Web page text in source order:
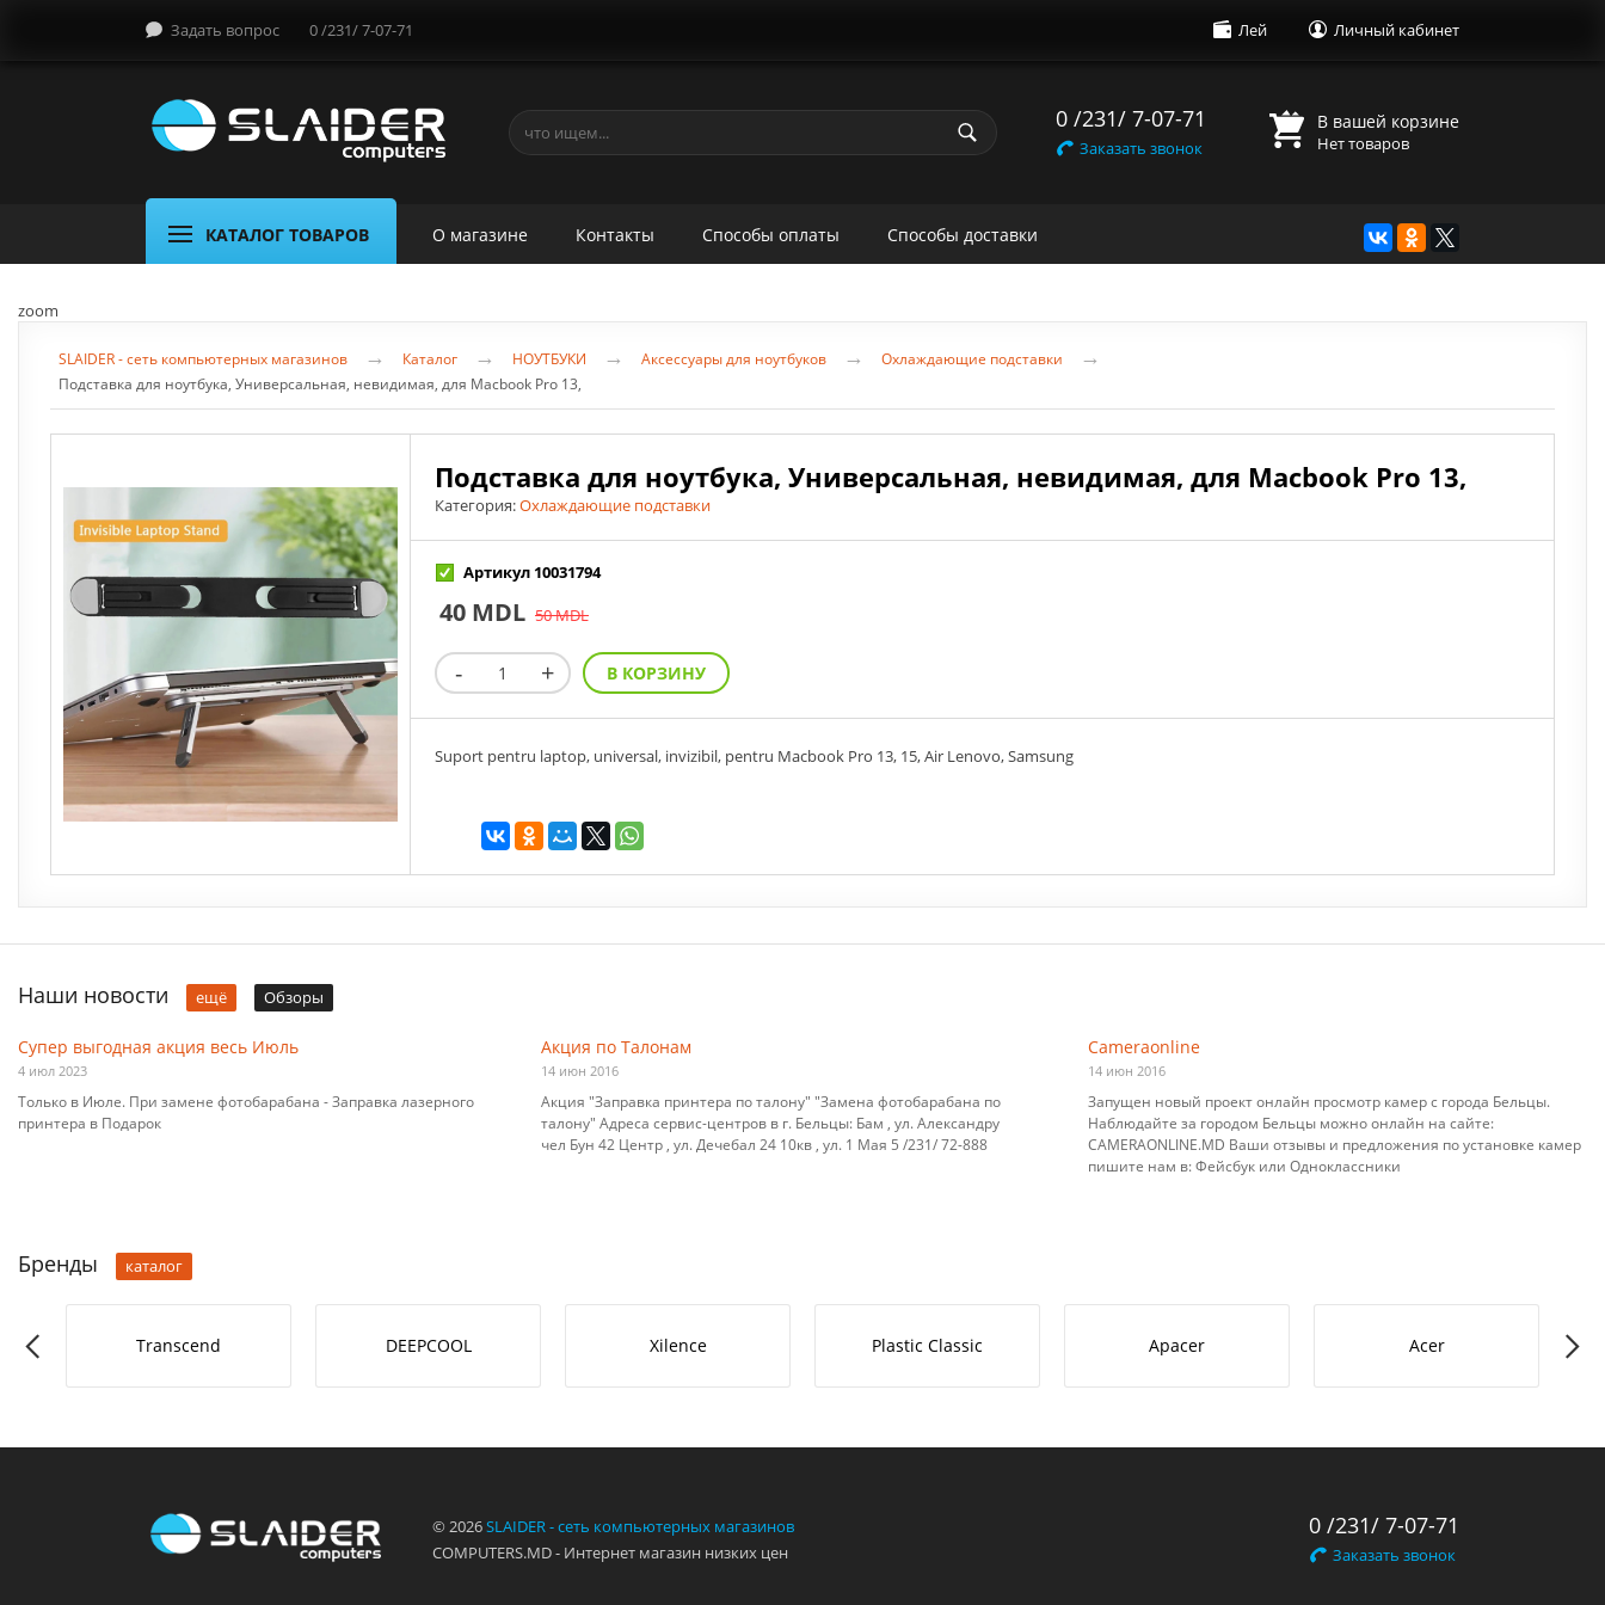
Задать вопрос 0 /231/ 7-07-71 Личный кабинет
Лей
0 /231/ 7-07-71
Заказать звонок
В вашей корзине
Нет товаров
КАТАЛОГ ТОВАРОВ О магазине Контакты Способы оплаты Способы доставки
zoom
SLAIDER - сеть компьютерных магазинов → Каталог → НОУТБУКИ → Аксессуары для ноутбуков → Охлаждающие подставки →
Подставка для ноутбука, Универсальная, невидимая, для Macbook Pro 13,
Подставка для ноутбука, Универсальная, невидимая, для Macbook Pro 13,
Категория:Охлаждающие подставки
Артикул 10031794
40 MDL 50 MDL
Suport pentru laptop, universal, invizibil, pentru Macbook Pro 13, 15, Air Lenovo, Samsung
Наши новости ещё Обзоры
Супер выгодная акция весь Июль
4 июл 2023
Только в Июле. При замене фотобарабана - Заправка лазерного
принтера в Подарок
Акция по Талонам
14 июн 2016
Акция "Заправка принтера по талону" "Замена фотобарабана по
талону" Адреса сервис-центров в г. Бельцы: Бам , ул. Александру
чел Бун 42 Центр , ул. Дечебал 24 10кв , ул. 1 Мая 5 /231/ 72-888
Cameraonline
14 июн 2016
Запущен новый проект онлайн просмотр камер с города Бельцы.
Наблюдайте за городом Бельцы можно онлайн на сайте:
CAMERAONLINE.MD Ваши отзывы и предложения по установке камер
пишите нам в: Фейсбук или Одноклассники
Бренды каталог
Transcend DEEPCOOL Xilence Plastic Classic Apacer Acer
© 2026SLAIDER - сеть компьютерных магазинов
COMPUTERS.MD - Интернет магазин низких цен
0 /231/ 7-07-71
Заказать звонок